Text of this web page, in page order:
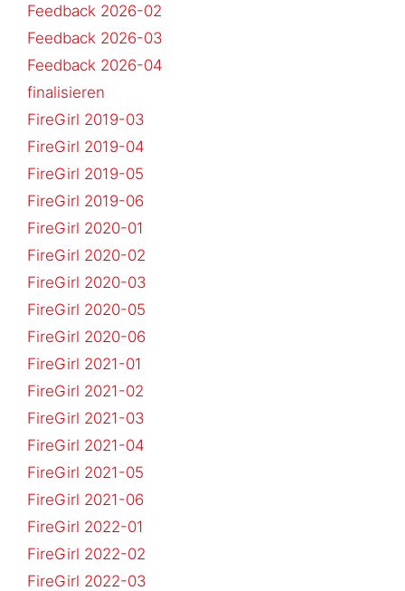
Feedback 2026-02
Feedback 2026-03
Feedback 2026-04
finalisieren
FireGirl 2019-03
FireGirl 2019-04
FireGirl 2019-05
FireGirl 2019-06
FireGirl 2020-01
FireGirl 2020-02
FireGirl 2020-03
FireGirl 2020-05
FireGirl 2020-06
FireGirl 2021-01
FireGirl 2021-02
FireGirl 2021-03
FireGirl 2021-04
FireGirl 2021-05
FireGirl 2021-06
FireGirl 2022-01
FireGirl 2022-02
FireGirl 2022-03